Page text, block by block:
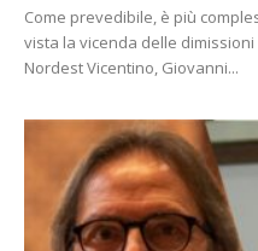
Come prevedibile, è più
vista la vicenda delle
Nordest Vicentino, Giovanni...